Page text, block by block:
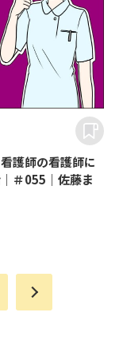
護師の看護師に
＃055｜佐藤ま